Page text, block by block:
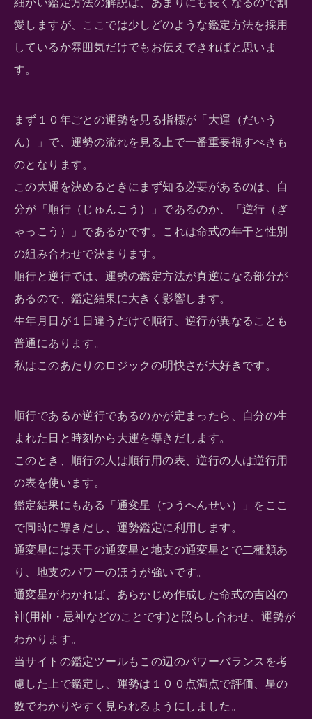
愛しますが、ここでは少しどのような鑑定方法を採用
しているか雰囲気だけでもお伝えできればと思いま
す。
まず１０年ごとの運勢を見る指標が「大運（だいう
ん）」で、運勢の流れを見る上で一番重要視すべきも
のとなります。
この大運を決めるときにまず知る必要があるのは、自
分が「順行（じゅんこう）」であるのか、「逆行（ぎ
ゃっこう）」であるかです。これは命式の年干と性別
の組み合わせで決まります。
順行と逆行では、運勢の鑑定方法が真逆になる部分が
あるので、鑑定結果に大きく影響します。
生年月日が１日違うだけで順行、逆行が異なることも
普通にあります。
私はこのあたりのロジックの明快さが大好きです。
順行であるか逆行であるのかが定まったら、自分の生
まれた日と時刻から大運を導きだします。
このとき、順行の人は順行用の表、逆行の人は逆行用
の表を使います。
鑑定結果にもある「通変星（つうへんせい）」をここ
で同時に導きだし、運勢鑑定に利用します。
通変星には天干の通変星と地支の通変星とで二種類あ
り、地支のパワーのほうが強いです。
通変星がわかれば、あらかじめ作成した命式の吉凶の
神(用神・忌神などのことです)と照らし合わせ、運勢が
わかります。
当サイトの鑑定ツールもこの辺のパワーバランスを考
慮した上で鑑定し、運勢は１００点満点で評価、星の
数でわかりやすく見られるようにしました。